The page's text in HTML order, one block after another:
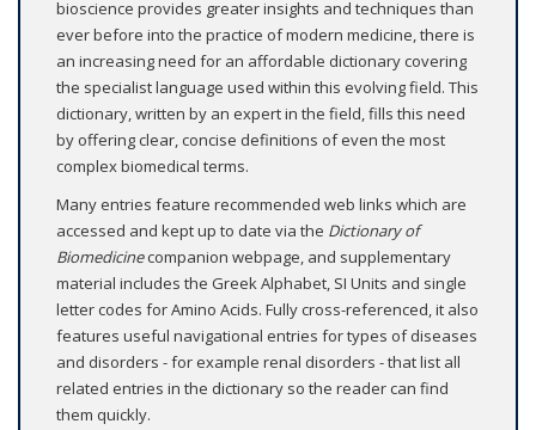
bioscience provides greater insights and techniques than
ever before into the practice of modern medicine, there is
an increasing need for an affordable dictionary covering
the specialist language used within this evolving field. This
dictionary, written by an expert in the field, fills this need
by offering clear, concise definitions of even the most
complex biomedical terms.
Many entries feature recommended web links which are
accessed and kept up to date via the Dictionary of
Biomedicinecompanion webpage, and supplementary
material includes the Greek Alphabet, SI Units and single
letter codes for Amino Acids. Fully cross-referenced, it also
features useful navigational entries for types of diseases
and disorders - for example renal disorders - that list all
related entries in the dictionary so the reader can find
them quickly.